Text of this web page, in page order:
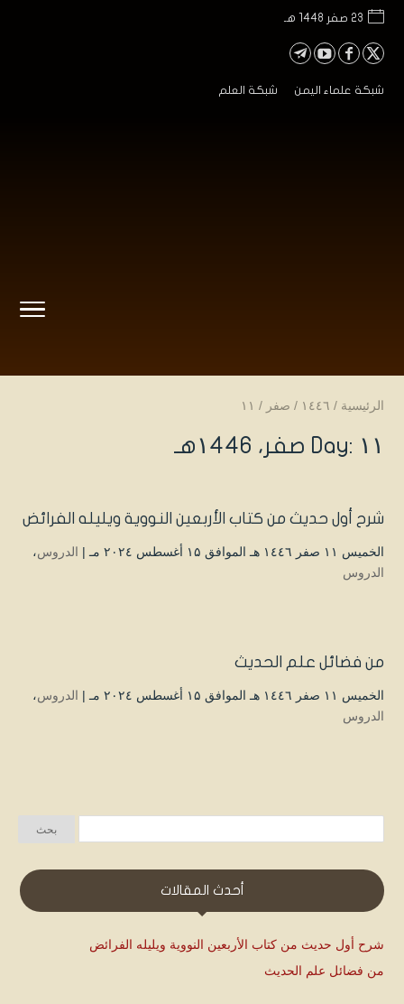
23 صفر 1448 هـ
شبكة علماء اليمن شبكة العلم
الرئيسية / ۱٤٤٦ / صفر / ۱۱
Day: ۱۱ صفر، ۱٤٤٦هـ
شرح أول حديث من كتاب الأربعين النووية ويليله الفرائض
الخميس ۱۱ صفر ۱٤٤٦ هـ الموافق ۱۵ أغسطس ۲۰۲٤ مـ | الدروس،
الدروس
من فضائل علم الحديث
الخميس ۱۱ صفر ۱٤٤٦ هـ الموافق ۱۵ أغسطس ۲۰۲٤ مـ | الدروس،
الدروس
أحدث المقالات
شرح أول حديث من كتاب الأربعين النووية ويليله الفرائض
من فضائل علم الحديث